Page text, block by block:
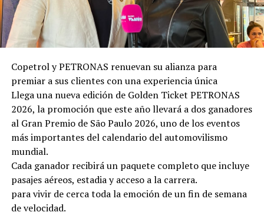
Copetrol y PETRONAS renuevan su alianza para
premiar a sus clientes con una experiencia única
Llega una nueva edición de Golden Ticket PETRONAS
2026, la promoción que este año llevará a dos ganadores
al Gran Premio de São Paulo 2026, uno de los eventos
más importantes del calendario del automovilismo
mundial.
Cada ganador recibirá un paquete completo que incluye
pasajes aéreos, estadia y acceso a la carrera.
para vivir de cerca toda la emoción de un fin de semana
de velocidad.